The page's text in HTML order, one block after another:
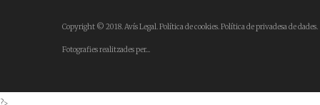
Copyright © 2018.Avís Legal.Política de cookies.Política de privadesa de dades.
Fotografies realitzades per...